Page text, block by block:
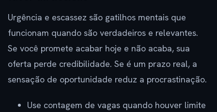
Urgência e escassez são gatilhos mentais que
funcionam quando são verdadeiros e relevantes.
Se você promete acabar hoje e não acaba, sua
oferta perde credibilidade. Se é um prazo real, a
sensação de oportunidade reduz a procrastinação.
Use contagem de vagas quando houver limite